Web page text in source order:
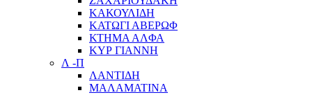
ΚΑΚΟΥΛΙΔΗ
ΚΑΤΩΓΙ ΑΒΕΡΩΦ
ΚΤΗΜΑ ΑΛΦΑ
ΚΥΡ ΓΙΑΝΝΗ
Λ -Π
ΛΑΝΤΙΔΗ
ΜΑΛΑΜΑΤΙΝΑ